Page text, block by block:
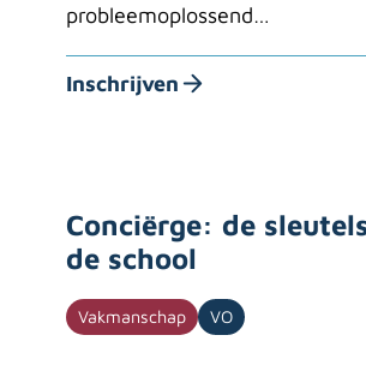
probleemoplossend…
Inschrijven
Conciërge: de
de school
Vakmanschap VO